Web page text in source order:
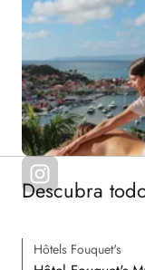
Descubra
Hôtels Fouquet's